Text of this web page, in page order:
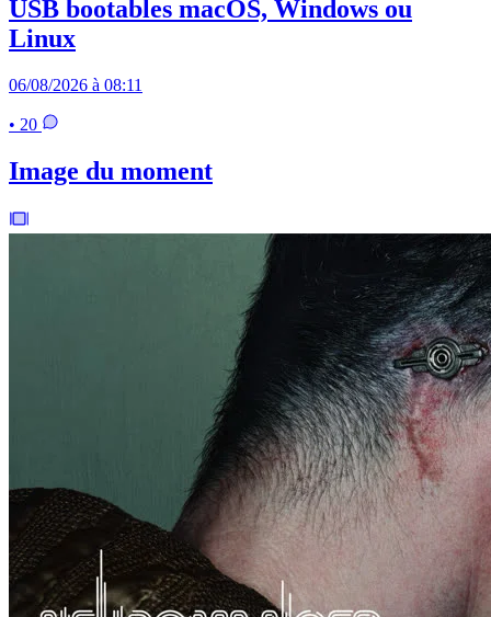
USB bootables macOS, Windows ou
Linux
06/08/2026 à 08:11
• 20
Image du moment